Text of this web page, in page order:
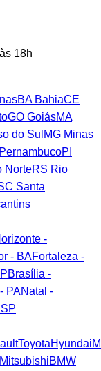
18h
BABahiaCE
GO GoiásMA
do Sul MG Minas
PernambucoPI
NorteRS Rio
Santa
-
- BAFortaleza -
Brasília -
PANatal -
ToyotaHyundai
MitsubishiBMW